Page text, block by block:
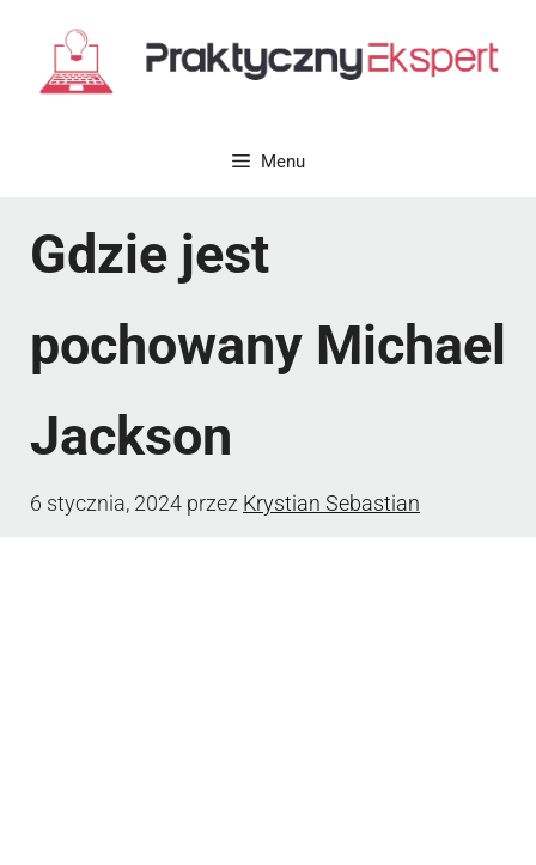
Menu
Gdzie jest
pochowany Michael
Jackson
6 stycznia, 2024 przez Krystian Sebastian